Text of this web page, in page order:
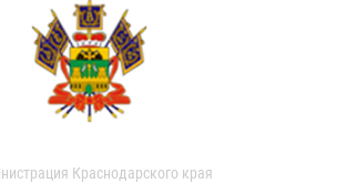
Краснодарского края